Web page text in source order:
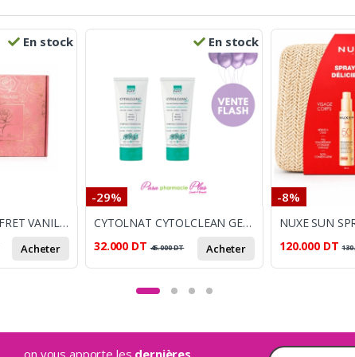
En stock
ECOVILLAGE COFFRET VANILLA HEART
Acheter
En stock
-29%
CYTOLNAT CYTOLCLEAN GEL NETTOYANT PURIFIANT 175 ML LOT DE 2
32.000 DT 45.000DT Acheter
-8%
120.000 DT
...on vous apporte les dernières Adresse e-mail